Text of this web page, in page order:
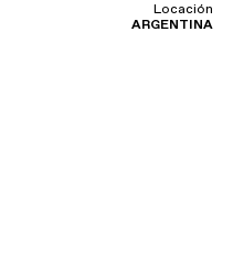
Locación
ARGENTINA